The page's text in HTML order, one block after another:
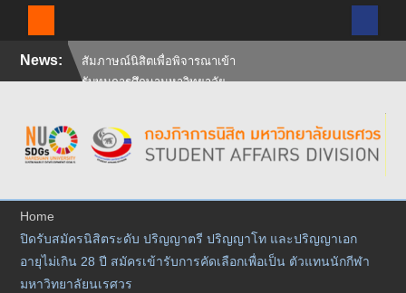
News:
สัมภาษณ์นิสิตเพื่อพิจารณาเข้า
รับทุนการศึกษามหาวิทยาลัย
ศิษย์เก่าแพทย์ถ่ายทอดความรู้
ให้แก่นิสิตปัจจุบัน
วันคล้ายวันสถาปนา
Home
ปิดรับสมัครนิสิตระดับ ปริญญาตรี ปริญญาโท และปริญญาเอก
อายุไม่เกิน 28 ปี สมัครเข้ารับการคัดเลือกเพื่อเป็น ตัวแทนนักกีฬา
มหาวิทยาลัยนเรศวร